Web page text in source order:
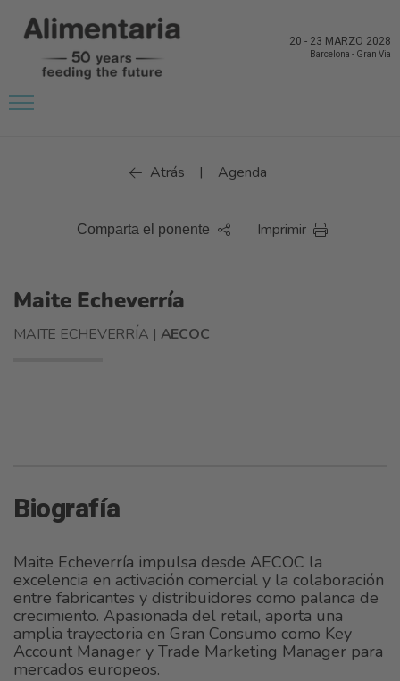
20 - 23 MARZO 2028
Barcelona - Gran Via
Atrás | Agenda
Comparta el ponente Imprimir
Maite Echeverría
MAITE ECHEVERRÍA | AECOC
Biografía
Maite Echeverría impulsa desde AECOC la
excelencia en activación comercial y la colaboración
entre fabricantes y distribuidores como palanca de
crecimiento. Apasionada del retail, aporta una
amplia trayectoria en Gran Consumo como Key
Account Manager y Trade Marketing Manager para
mercados europeos.